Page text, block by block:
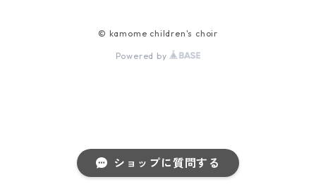
ショップに質問する
© kamome children's choir
Powered by